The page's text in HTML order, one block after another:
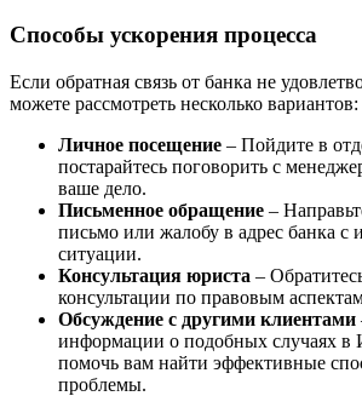
Способы ускорения процесса
Если обратная связь от банка не
можете рассмотреть несколько вариантов:
Личное посещение – Пойдите в
постарайтесь поговорить с
ваше дело.
Письменное обращение –
письмо или жалобу в адрес банка с
ситуации.
Консультация юриста –
консультации по правовым
Обсуждение с другими клиентами
информации о подобных случаях в
помочь вам найти эффективные
проблемы.